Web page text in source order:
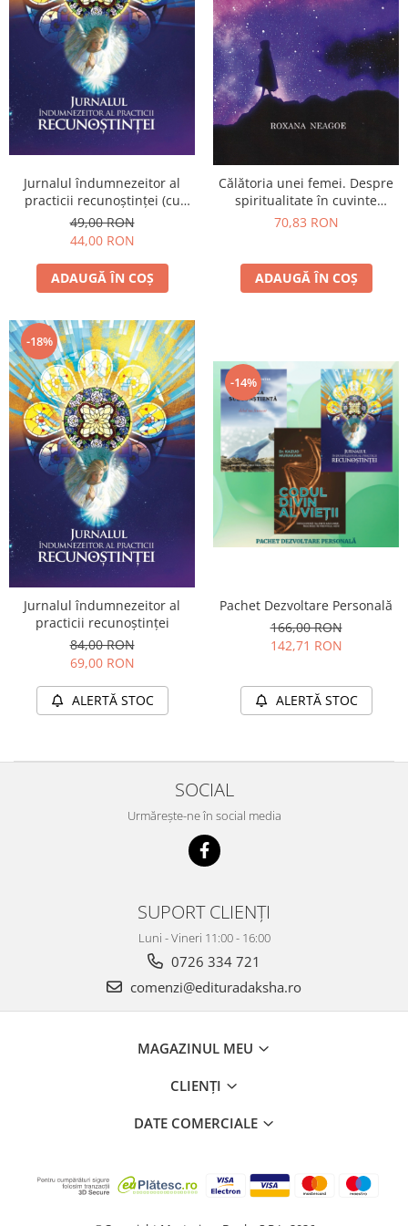
Oracol
Spiritualitate şi ştiinţă
Fără categorie
Cunoaștere
Jurnalul îndumnezeitor al
practicii recunoștinței (cu
spirală)
49,00 RON
44,00 RON
ADAUGĂ ÎN COȘ
Călătoria unei femei. Despre
spiritualitate în cuvinte
simple
70,83 RON
ADAUGĂ ÎN COȘ
-18%
Jurnalul îndumnezeitor al
practicii recunoștinței
84,00 RON
69,00 RON
ALERTĂ STOC
-14%
Pachet Dezvoltare Personală
166,00 RON
142,71 RON
ALERTĂ STOC
SOCIAL
Urmărește-ne în social media
SUPORT CLIENȚI
Luni - Vineri 11:00 - 16:00
0726 334 721
comenzi@edituradaksha.ro
MAGAZINUL MEU
CLIENȚI
DATE COMERCIALE